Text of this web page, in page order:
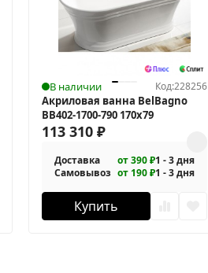
В наличии Код:228256
Акриловая ванна BelBagno
BB402-1700-790 170х79
113 310 ₽
Доставка от 390 ₽1 - 3 дня
Самовывоз от 190 ₽1 - 3 дня
Купить